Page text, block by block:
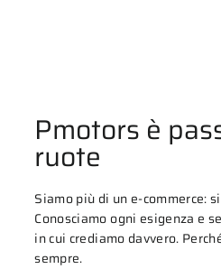
Pmotors è
ruote
Siamo più di un e-commerce:
Conosciamo ogni esigenza e
in cui crediamo davvero.
sempre.